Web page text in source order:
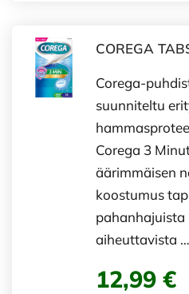
COREGA
Corega-
suunniteltu
Corega 3
äärimmäisen
koostumus
pahanhajuista
aiheuttavista …
12,99 €